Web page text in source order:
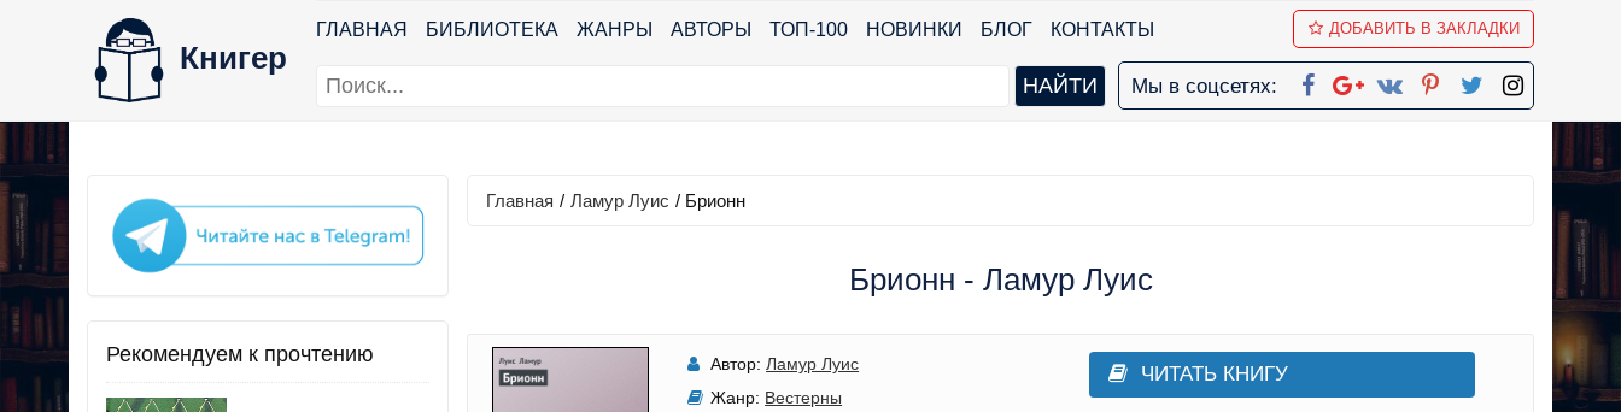
Книгер
ГЛАВНАЯ БИБЛИОТЕКА ЖАНРЫ АВТОРЫ ТОП-100 НОВИНКИ БЛОГ КОНТАКТЫ ДОБАВИТЬ В ЗАКЛАДКИ
Мы в соцсетях:
Рекомендуем к прочтению
Главная / Ламур Луис / Брионн
Брионн - Ламур Луис
Автор: Ламур Луис
Жанр: Вестерны
ЧИТАТЬ КНИГУ